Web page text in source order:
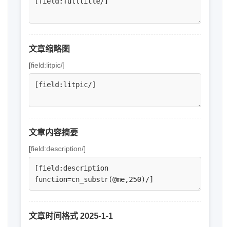
文章缩略图
[field:litpic/]
文章内容摘要
[field:description/]
文章时间格式 2025-1-1